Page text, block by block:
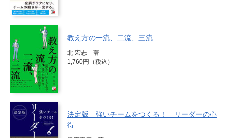
教え方の一流、二流、三流
北 宏志 著
1,760円（税込）
決定版 強いチームをつくる！ リーダーの心
得